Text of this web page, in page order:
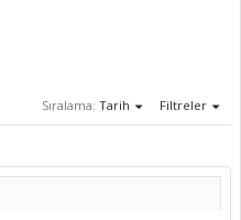
Sıralama: Tarih Filtreler